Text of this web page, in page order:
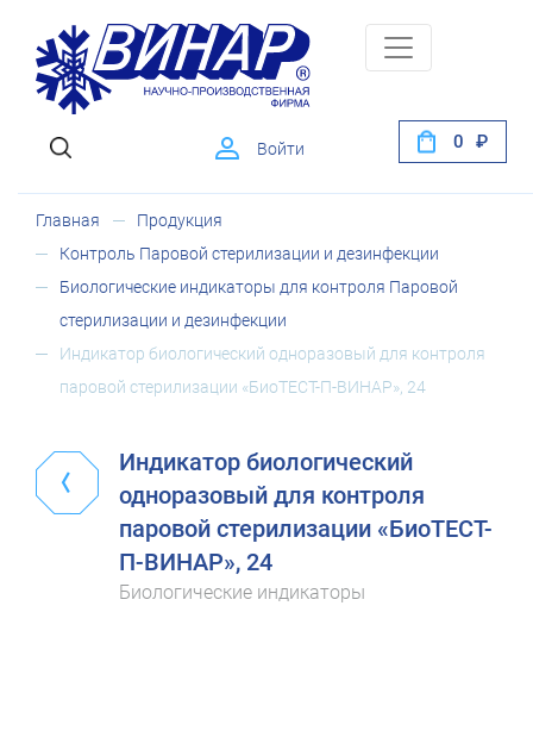
Войти 0
Главная
Продукция
Контроль Паровой стерилизации и дезинфекции
Биологические индикаторы для контроля Паровой
стерилизации и дезинфекции
Индикатор биологический одноразовый для контроля
паровой стерилизации «БиоТЕСТ-П-ВИНАР», 24
Индикатор биологический
одноразовый для контроля
паровой стерилизации «БиоТЕСТ-
П-ВИНАР», 24
Биологические индикаторы